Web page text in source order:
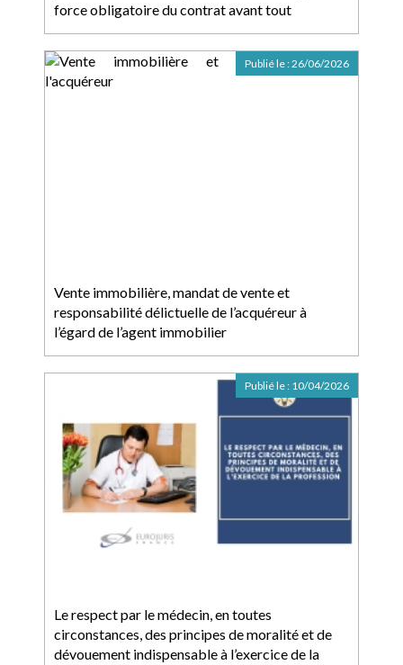
force obligatoire du contrat avant tout
Vente immobilière, mandat de vente et
responsabilité délictuelle de l’acquéreur à
l’égard de l’agent immobilier
Publié le :26/06/2026
Le respect par le médecin, en toutes
circonstances, des principes de moralité et de
dévouement indispensable à l’exercice de la
Publié le : 10/04/2026